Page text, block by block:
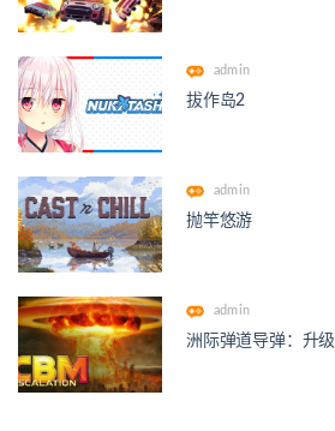
admin
拔作岛2
admin
抛竿悠游
admin
洲际弹道导弹：升级